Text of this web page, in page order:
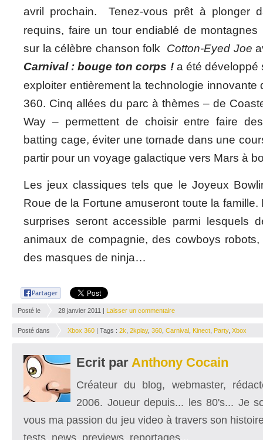
avril prochain.
Tenez-vous prêt à plonger
requins, faire un tour endiablé de
sur la célèbre chanson folk Cotton-Eyed Joe
Carnival : bouge ton corps !a été développé
exploiter entièrement la technologie innovante
360. Cinq allées du parc à thèmes – de
Way – permettent de choisir entre faire
batting cage, éviter une tornade dans une
partir pour un voyage galactique vers Mars à
Les jeux classiques tels que le Joyeux
Roue de la Fortune amuseront toute la
surprises seront accessible parmi lesquels
animaux de compagnie, des cowboys
des masques de ninja…
Posté le 28 janvier 2011 | Laisser un commentaire
Posté dans Xbox 360 | Tags : 2k 2kplay, 360 Carnival Kinect Party, Xbox
Ecrit par Anthony Cocain
Créateur du blog, webmaster,
2006. Joueur depuis... les 80's... Je
vous ma passion du jeu video à travers son